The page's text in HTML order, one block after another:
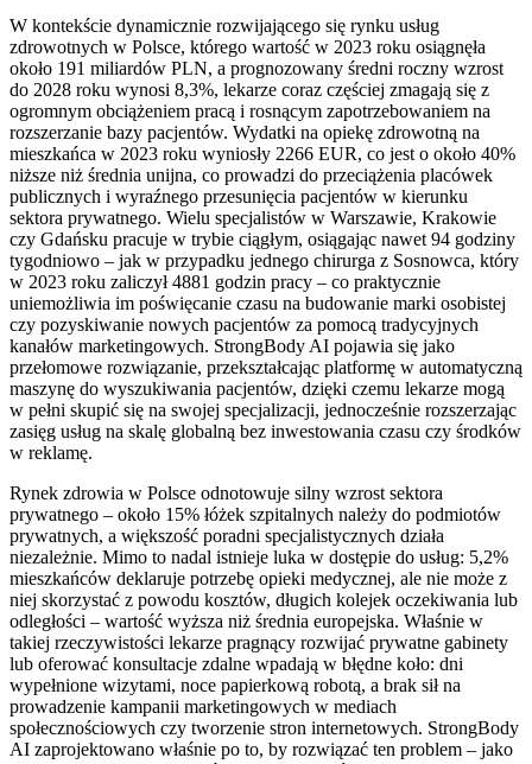
W kontekście dynamicznie rozwijającego się rynku usług
zdrowotnych w Polsce, którego wartość w 2023 roku osiągnęła
około 191 miliardów PLN, a prognozowany średni roczny wzrost
do 2028 roku wynosi 8,3%, lekarze coraz częściej zmagają się z
ogromnym obciążeniem pracą i rosnącym zapotrzebowaniem na
rozszerzanie bazy pacjentów. Wydatki na opiekę zdrowotną na
mieszkańca w 2023 roku wyniosły 2266 EUR, co jest o około 40%
niższe niż średnia unijna, co prowadzi do przeciążenia placówek
publicznych i wyraźnego przesunięcia pacjentów w kierunku
sektora prywatnego. Wielu specjalistów w Warszawie, Krakowie
czy Gdańsku pracuje w trybie ciągłym, osiągając nawet 94 godziny
tygodniowo – jak w przypadku jednego chirurga z Sosnowca, który
w 2023 roku zaliczył 4881 godzin pracy – co praktycznie
uniemożliwia im poświęcanie czasu na budowanie marki osobistej
czy pozyskiwanie nowych pacjentów za pomocą tradycyjnych
kanałów marketingowych. StrongBody AI pojawia się jako
przełomowe rozwiązanie, przekształcając platformę w automatyczną
maszynę do wyszukiwania pacjentów, dzięki czemu lekarze mogą
w pełni skupić się na swojej specjalizacji, jednocześnie rozszerzając
zasięg usług na skalę globalną bez inwestowania czasu czy środków
w reklamę.
Rynek zdrowia w Polsce odnotowuje silny wzrost sektora
prywatnego – około 15% łóżek szpitalnych należy do podmiotów
prywatnych, a większość poradni specjalistycznych działa
niezależnie. Mimo to nadal istnieje luka w dostępie do usług: 5,2%
mieszkańców deklaruje potrzebę opieki medycznej, ale nie może z
niej skorzystać z powodu kosztów, długich kolejek oczekiwania lub
odległości – wartość wyższa niż średnia europejska. Właśnie w
takiej rzeczywistości lekarze pragnący rozwijać prywatne gabinety
lub oferować konsultacje zdalne wpadają w błędne koło: dni
wypełnione wizytami, noce papierkową robotą, a brak sił na
prowadzenie kampanii marketingowych w mediach
społecznościowych czy tworzenie stron internetowych. StrongBody
AI zaprojektowano właśnie po to, by rozwiązać ten problem – jako